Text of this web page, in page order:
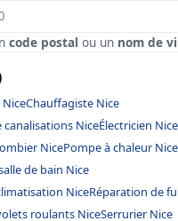
code postal ou un nom de
Chauffagiste Nice
canalisations NiceÉlectricien Nice
NicePompe à chaleur Nice
de bain Nice
NiceRéparation de
roulants NiceSerrurier Nice